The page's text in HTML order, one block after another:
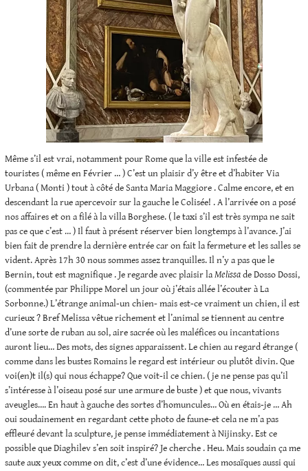
Même s’il est vrai, notamment pour Rome que la ville est infestée de
touristes ( même en Février … ) C’est un plaisir d’y être et d’habiter Via
Urbana ( Monti ) tout à côté de Santa Maria Maggiore . Calme encore, et en
descendant la rue apercevoir sur la gauche le Colisée! . A l’arrivée on a posé
nos affaires et on a filé à la villa Borghese. ( le taxi s’il est très sympa ne sait
pas ce que c’est … ) Il faut à présent réserver bien longtemps à l’avance. J’ai
bien fait de prendre la dernière entrée car on fait la fermeture et les salles se
vident. Après 17h 30 nous sommes assez tranquilles. Il n’y a pas que le
Bernin, tout est magnifique . Je regarde avec plaisir laMelissade Dosso Dossi,
(commentée par Philippe Morel un jour où j’étais allée l’écouter à La
Sorbonne.) L’étrange animal-un chien- mais est-ce vraiment un chien, il est
curieux ? Bref Melissa vêtue richement et l’animal se tiennent au centre
d’une sorte de ruban au sol, aire sacrée où les maléfices ou incantations
auront lieu… Des mots, des signes apparaissent. Le chien au regard étrange (
comme dans les bustes Romains le regard est intérieur ou plutôt divin. Que
voi(en)t il(s) qui nous échappe? Que voit-il ce chien. ( je ne pense pas qu’il
s’intéresse à l’oiseau posé sur une armure de buste ) et que nous, vivants
aveugles…. En haut à gauche des sortes d’homuncules… Où en étais-je … Ah
oui soudainement en regardant cette photo de faune-et cela ne m’a pas
effleuré devant la sculpture, je pense immédiatement à Nijinsky. Est ce
possible que Diaghilev s’en soit inspiré? Je cherche . Heu. Mais soudain ça me
saute aux yeux comme on dit, c’est d’une évidence… Les mosaïques aussi qui